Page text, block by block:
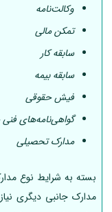
وکالت‌نامه
تمکن مالی
سابقه کار
سابقه بیمه
فیش حقوقی
گواهی‌نامه‌های
مدارک تحصیلی
بسته به شرایط نوع
مدارک جانبی دیگری نیاز